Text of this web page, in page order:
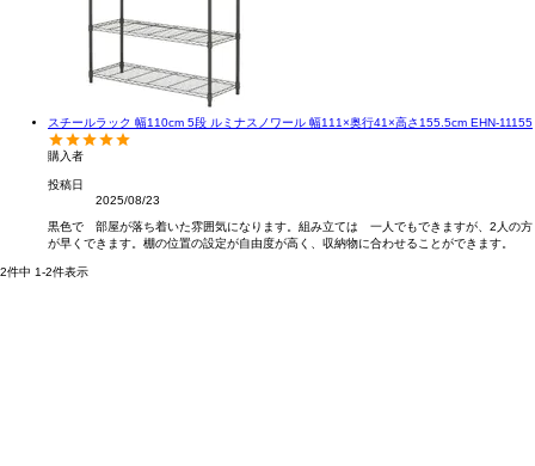
スチールラック 幅110cm 5段 ルミナスノワール 幅111×奥行41×高さ155.5cm EHN-11155
購入者
投稿日
2025/08/23
黒色で　部屋が落ち着いた雰囲気になります。組み立ては　一人でもできますが、2人の方
が早くできます。棚の位置の設定が自由度が高く、収納物に合わせることができます。
2件中 1-2件表示